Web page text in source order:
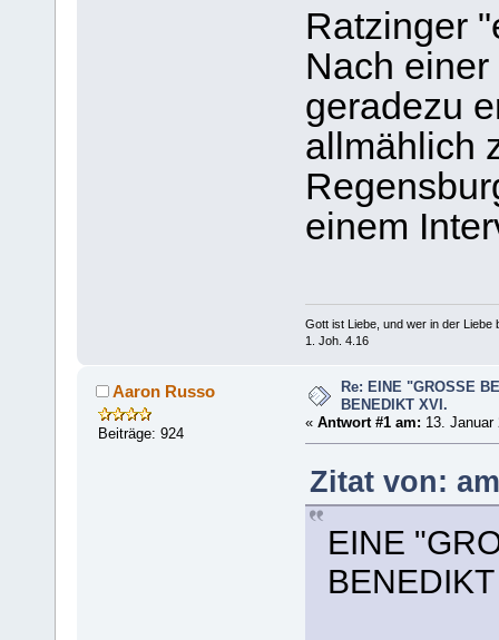
Ratzinger
Nach
geradezu
allmählich
einem
Gott ist Liebe, und wer in der Liebe
1. Joh. 4.16
Aaron Russo
Beiträge: 924
Re: EINE "GROSSE
BENEDIKT XVI.
« Antwort #1 am: 13. Januar
Zitat von:
EINE